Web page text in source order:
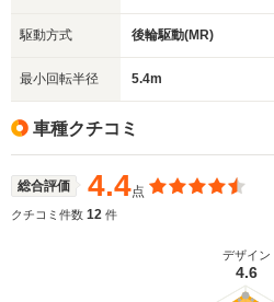
駆動方式 後輪駆動(MR)
最小回転半径 5.4m
車種クチコミ
総合評価 4.4点
クチコミ件数 12 件
デザイン
4.6